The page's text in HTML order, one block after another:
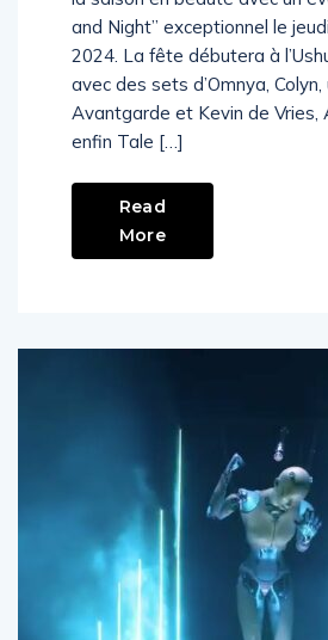
and Night” exceptionnel le
2024. La fête débutera à
avec des sets d’Omnya,
Avantgarde et Kevin de Vries,
enfin Tale […]
Read
More